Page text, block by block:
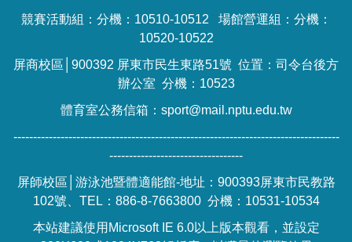
競賽活動組：分機：10510-10512 場館營運組：分機：
10520-10522
屏商校區│900392 屏東市民生東路51號 位置：司令台後方
辦公室 分機：10523
體育室公務信箱：sport@mail.nptu.edu.tw
-----------------------------------------------------------------------------------
----------------------------------
屏師校區│游泳池暨體適能館-地址：900393屏東市民教路
102號、TEL：886-8-7663800 分機：10531-10534
本站建議使用Microsoft IE 6.0以上版本觀看，並設定